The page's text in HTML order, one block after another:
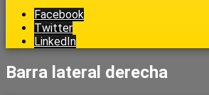
Facebook
Twitter
LinkedIn
Barra lateral derecha